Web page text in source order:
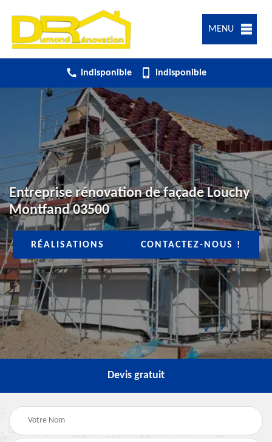
MENU
indisponible indisponible
Entreprise rénovation de façade Louchy
Montfand 03500
RÉALISATIONS CONTACTEZ-NOUS !
Devis gratuit